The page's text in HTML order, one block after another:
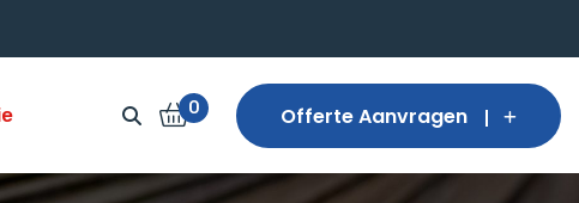
0 Offerte Aanvragen